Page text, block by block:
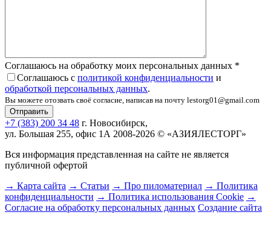
Соглашаюсь на обработку моих персональных данных *
Соглашаюсь с политикой конфиденциальности и
обработкой персональных данных.
Вы можете отозвать своё согласие, написав на почту lestorg01@gmail.com
+7 (383) 200 34 48 г. Новосибирск,
ул. Большая 255, офис 1А 2008-2026 © «АЗИЯЛЕСТОРГ»
Вся информация представленная на сайте не является
публичной офертой
→ Карта сайта → Статьи → Про пиломатериал → Политика
конфиденциальности → Политика использования Cookie →
Согласие на обработку персональных данных Создание сайта